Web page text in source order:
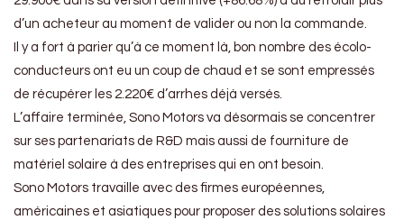
d’un acheteur au moment de valider ou non la commande.
Il y a fort à parier qu’à ce moment là, bon nombre des écolo-
conducteurs ont eu un coup de chaud et se sont empressés
de récupérer les 2.220€ d’arrhes déjà versés.
L’affaire terminée, Sono Motors va désormais se concentrer
sur ses partenariats de R&D mais aussi de fourniture de
matériel solaire à des entreprises qui en ont besoin.
Sono Motors travaille avec des firmes européennes,
américaines et asiatiques pour proposer des solutions solaires